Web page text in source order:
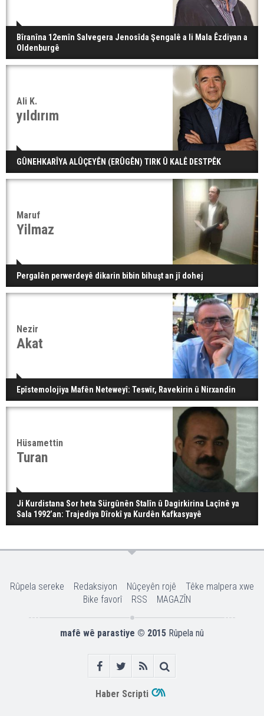
Bîranîna 12emîn Salvegera Jenosîda Şengalê a li Mala Êzdiyan a
Oldenburgê
Ali K.
yıldırım
GÛNEHKARÎYA ALÛÇEYÊN (ERÛGÊN) TIRK Û KALÊ DESTPÊK
Maruf
Yilmaz
Pergalên perwerdeyê dikarin bibin bihuşt an jî dohej
Nezir
Akat
Epîstemolojiya Mafên Neteweyî: Teswîr, Ravekirin û Nirxandin
Hüsamettin
Turan
Ji Kurdistana Sor heta Sürgûnên Stalîn û Dagirkirina Laçînê ya
Sala 1992’an: Trajediya Dîrokî ya Kurdên Kafkasyayê
Rûpela sereke Redaksiyon Nûçeyên rojê
Têke malpera xwe
Bike favorî
RSS MAGAZÎN
mafê wê parastiye © 2015 Rûpela nû
Haber Scripti